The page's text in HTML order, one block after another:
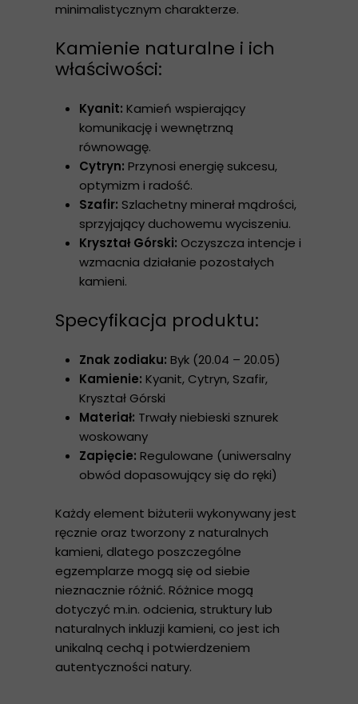
minimalistycznym charakterze.
Kamienie naturalne i ich
właściwości:
Kyanit: Kamień wspierający
komunikację i wewnętrzną
równowagę.
Cytryn: Przynosi energię sukcesu,
optymizm i radość.
Szafir: Szlachetny minerał mądrości,
sprzyjający duchowemu wyciszeniu.
Kryształ Górski: Oczyszcza intencje i
wzmacnia działanie pozostałych
kamieni.
Specyfikacja produktu:
Znak zodiaku: Byk (20.04 – 20.05)
Kamienie: Kyanit, Cytryn, Szafir,
Kryształ Górski
Materiał: Trwały niebieski sznurek
woskowany
Zapięcie: Regulowane (uniwersalny
obwód dopasowujący się do ręki)
Każdy element biżuterii wykonywany jest
ręcznie oraz tworzony z naturalnych
kamieni, dlatego poszczególne
egzemplarze mogą się od siebie
nieznacznie różnić. Różnice mogą
dotyczyć m.in. odcienia, struktury lub
naturalnych inkluzji kamieni, co jest ich
unikalną cechą i potwierdzeniem
autentyczności natury.